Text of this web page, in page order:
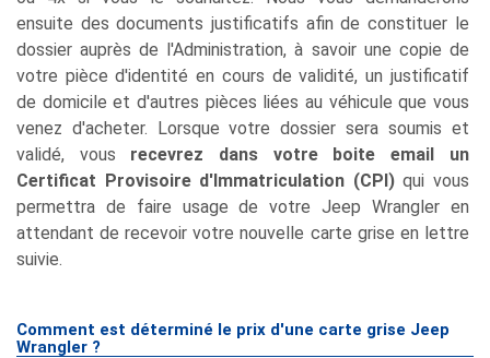
ensuite des documents justificatifs afin de constituer le
dossier auprès de l'Administration, à savoir une copie de
votre pièce d'identité en cours de validité, un justificatif
de domicile et d'autres pièces liées au véhicule que vous
venez d'acheter. Lorsque votre dossier sera soumis et
validé, vous recevrez dans votre boite email un
Certificat Provisoire d'Immatriculation (CPI)qui vous
permettra de faire usage de votre Jeep Wrangler en
attendant de recevoir votre nouvelle carte grise en lettre
suivie.
Comment est déterminé le prix d'une carte grise Jeep
Wrangler ?